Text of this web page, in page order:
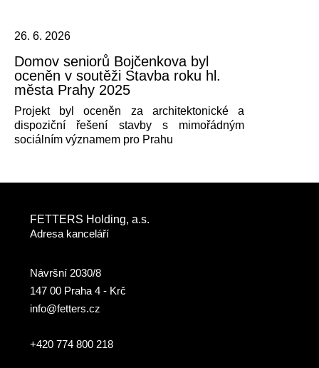
26. 6. 2026
Domov seniorů Bojčenkova byl
oceněn v soutěži Stavba roku hl.
města Prahy 2025
Projekt byl oceněn za architektonické a
dispoziční řešení stavby s mimořádným
sociálním významem pro Prahu
FETTERS Holding, a.s.
Adresa kanceláří
Návršní 2030/8
147 00 Praha 4 - Krč
info@fetters.cz
+420 774 800 218